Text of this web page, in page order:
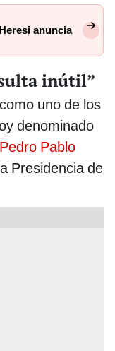
anuncia
inútil”
uno de los
denominado
Pedro Pablo
Presidencia de